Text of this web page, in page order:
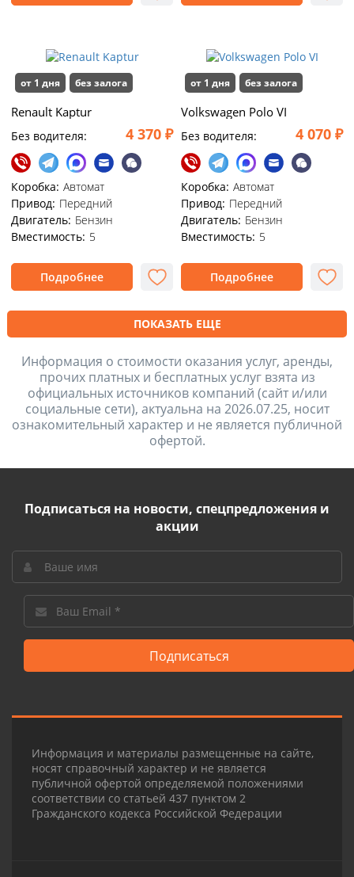
от 1 дня без залога
Renault Kaptur
Без водителя: 4 370 ₽
Коробка: Автомат
Привод: Передний
Двигатель: Бензин
Вместимость: 5
Подробнее
от 1 дня без залога
Volkswagen Polo VI
Без водителя: 4 070 ₽
Коробка: Автомат
Привод: Передний
Двигатель: Бензин
Вместимость: 5
Подробнее
ПОКАЗАТЬ ЕЩЕ
Информация о стоимости оказания услуг, аренды,
прочих платных и бесплатных услуг взята из
официальных источников компаний (сайт и/или
социальные сети), актуальна на 2026.07.25, носит
ознакомительный характер и не является публичной
офертой.
Подписаться на новости, спецпредложения и
акции
Подписаться
Информация и материалы размещенные на сайте,
носят справочный характер и не является
публичной офертой определяемой положениями
соответствии со статьей 437 пунктом 2
Гражданского кодекса Российской Федерации